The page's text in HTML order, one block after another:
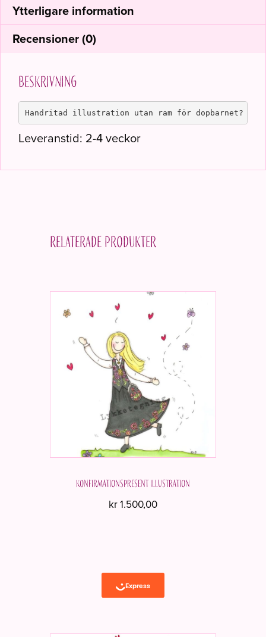
Ytterligare information
Recensioner (0)
Beskrivning
Handritad illustration utan ram för dopbarnet?
Leveranstid: 2-4 veckor
Relaterade produkter
Konfirmationspresent Illustration
kr1.500,00